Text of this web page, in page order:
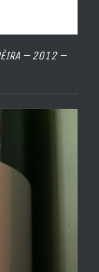
– 2012 –